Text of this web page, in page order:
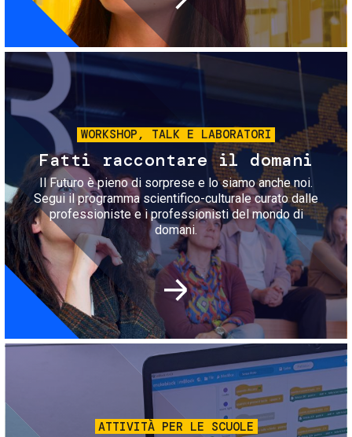
Immagine
WORKSHOP, TALK E LABORATORI
Fatti raccontare il domani
Il Futuro è pieno di sorprese e lo siamo anche noi.
Segui il programma scientifico-culturale curato dalle
professioniste e i professionisti del mondo di
domani.
Immagine
ATTIVITÀ PER LE SCUOLE